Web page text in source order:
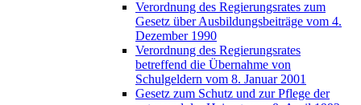
Verordnung des Regierungsrates zum
Gesetz über Ausbildungsbeiträge vom 4.
Dezember 1990
Verordnung des Regierungsrates
betreffend die Übernahme von
Schulgeldern vom 8. Januar 2001
Gesetz zum Schutz und zur Pflege der